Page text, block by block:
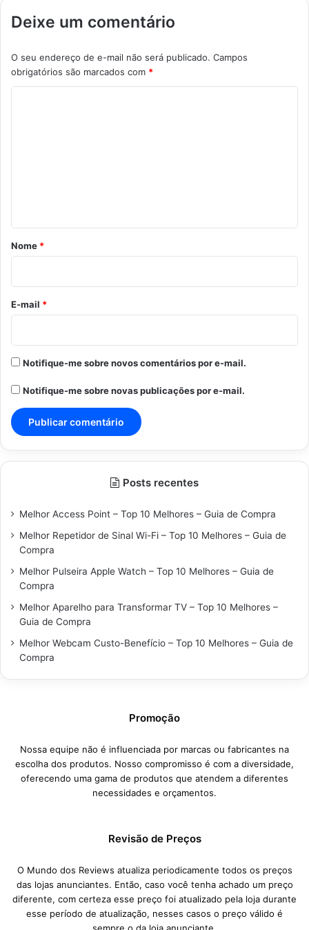
Deixe um comentário
O seu endereço de e-mail não será publicado. Campos
obrigatórios são marcados com *
r
o
*
Nome *
E-mail *
Notifique-me sobre novos comentários por e-mail.
Notifique-me sobre novas publicações por e-mail.
Posts recentes
Melhor Access Point – Top 10 Melhores – Guia de Compra
Melhor Repetidor de Sinal Wi-Fi – Top 10 Melhores – Guia de
Compra
Melhor Pulseira Apple Watch – Top 10 Melhores – Guia de
Compra
Melhor Aparelho para Transformar TV – Top 10 Melhores –
Guia de Compra
Melhor Webcam Custo-Benefício – Top 10 Melhores – Guia de
Compra
Promoção
Nossa equipe não é influenciada por marcas ou fabricantes na
escolha dos produtos. Nosso compromisso é com a diversidade,
oferecendo uma gama de produtos que atendem a diferentes
necessidades e orçamentos.
Revisão de Preços
O Mundo dos Reviews atualiza periodicamente todos os preços
das lojas anunciantes. Então, caso você tenha achado um preço
diferente, com certeza esse preço foi atualizado pela loja durante
esse período de atualização, nesses casos o preço válido é